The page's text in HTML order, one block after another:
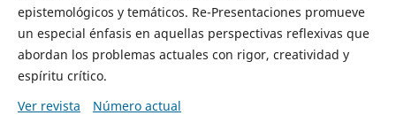
epistemológicos y temáticos. Re-Presentaciones promueve
un especial énfasis en aquellas perspectivas reflexivas que
abordan los problemas actuales con rigor, creatividad y
espíritu crítico.
Ver revista
Número actual